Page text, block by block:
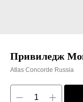
Привиледж
Atlas Concorde Russia